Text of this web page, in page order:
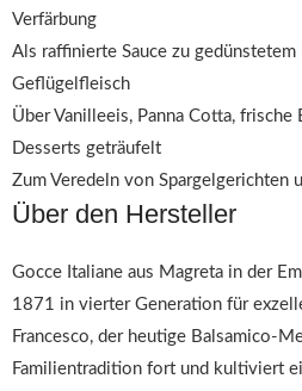
Verfärbung
Als raffinierte Sauce zu
Geflügelfleisch
Über Vanilleeis, Panna Cotta,
Desserts geträufelt
Zum Veredeln von Spargelgerichten
Über den Hersteller
Gocce Italiane aus Magreta in der
1871 in vierter Generation für
Francesco, der heutige Balsamico-
Familientradition fort und kultiviert